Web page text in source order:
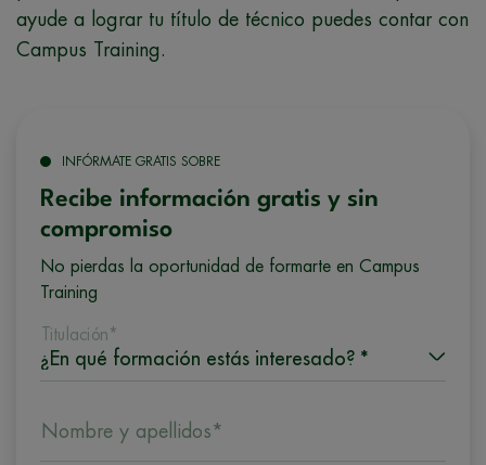
ayude a lograr tu título de técnico puedes contar con
Campus Training.
INFÓRMATE GRATIS SOBRE
Recibe información gratis y sin
compromiso
No pierdas la oportunidad de formarte en Campus
Training
Titulación*
Nombre y apellidos*